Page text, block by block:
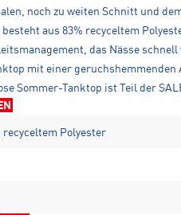
noch zu weiten Schnitt und
aus 83% recyceltem
das Nässe
mit einer
Sommer-Tanktop ist Teil der
recyceltem Polyester